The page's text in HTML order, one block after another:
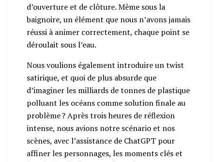
d’ouverture et de clôture. Même sous la
baignoire, un élément que nous n’avons jamais
réussi à animer correctement, chaque point se
déroulait sous l’eau.
Nous voulions également introduire un twist
satirique, et quoi de plus absurde que
d’imaginer les milliards de tonnes de plastique
polluant les océans comme solution finale au
problème ? Après trois heures de réflexion
intense, nous avions notre scénario et nos
scènes, avec l’assistance de ChatGPT pour
affiner les personnages, les moments clés et